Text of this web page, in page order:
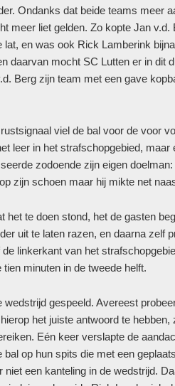
Ondanks dat beide teams meer
meer liet gelden. Zo kopte Jan
lat, en was ook Rick Lamberink
daarvan mocht SC Lutten er in dit
Berg zijn team met een gave
viel de bal voor de voor
leer in het strafschopgebied,
zodoende zijn eigen
zijn schoen maar hij mikte net
het te doen stond, het de gasten
uit te laten razen, en daarna zelf
linkerkant van het
tien minuten in de tweede helft.
wedstrijd gespeeld. Avereest
het juiste antwoord te
Eén keer verslapte de
bal op hun spits die met een
niet een kanteling in de wedstrijd.